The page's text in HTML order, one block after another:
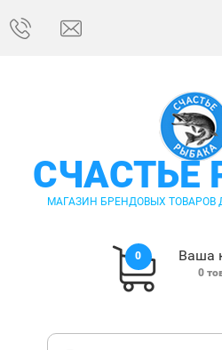
СЧАСТЬЕ
МАГАЗИН БРЕНДОВЫХ
0 Ваша
0